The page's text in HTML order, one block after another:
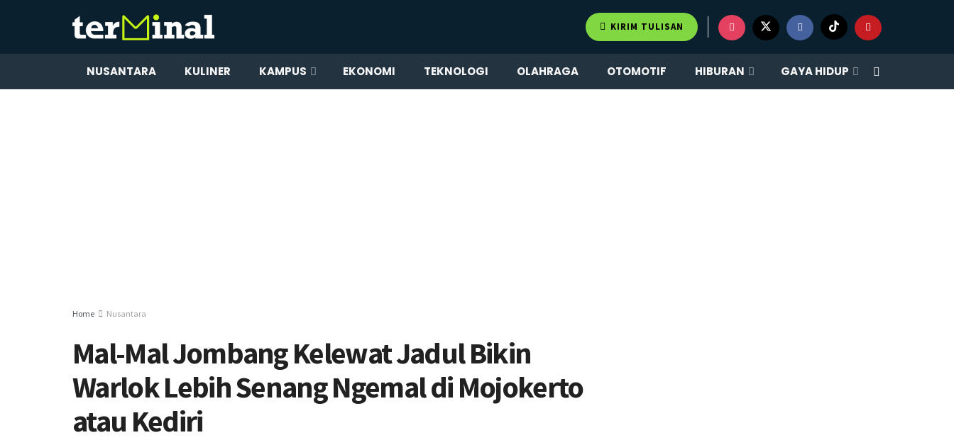
KIRIM TULISAN
NUSANTARA KULINER KAMPUS EKONOMI TEKNOLOGI OLAHRAGA OTOMOTIF HIBURAN GAYA HIDUP
Home Nusantara
Mal-Mal Jombang Kelewat Jadul Bikin
Warlok Lebih Senang Ngemal di Mojokerto
atau Kediri